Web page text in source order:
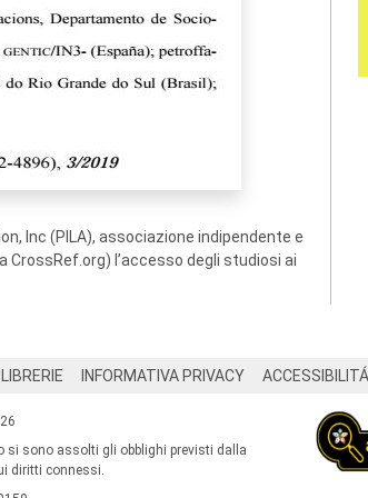
Inc (PILA), associazione indipendente e
l’accesso degli studiosi ai
LIBRERIE INFORMATIVA PRIVACY ACCESSIBILITÁ
si sono assolti gli obblighi previsti dalla
diritti connessi.